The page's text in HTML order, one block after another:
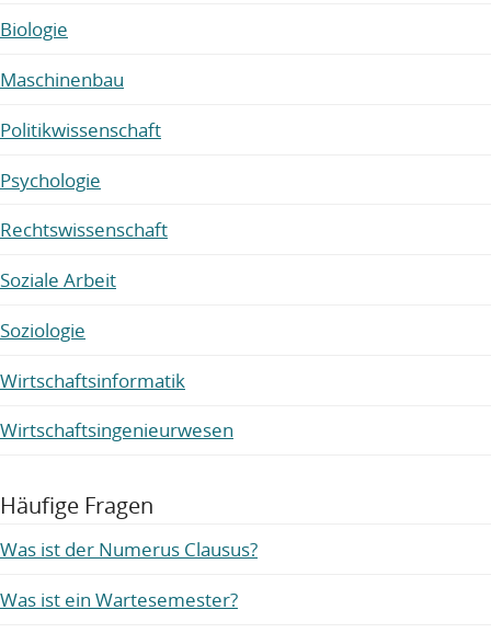
Biologie
Maschinenbau
Politikwissenschaft
Psychologie
Rechtswissenschaft
Soziale Arbeit
Soziologie
Wirtschaftsinformatik
Wirtschaftsingenieurwesen
Häufige Fragen
Was ist der Numerus Clausus?
Was ist ein Wartesemester?